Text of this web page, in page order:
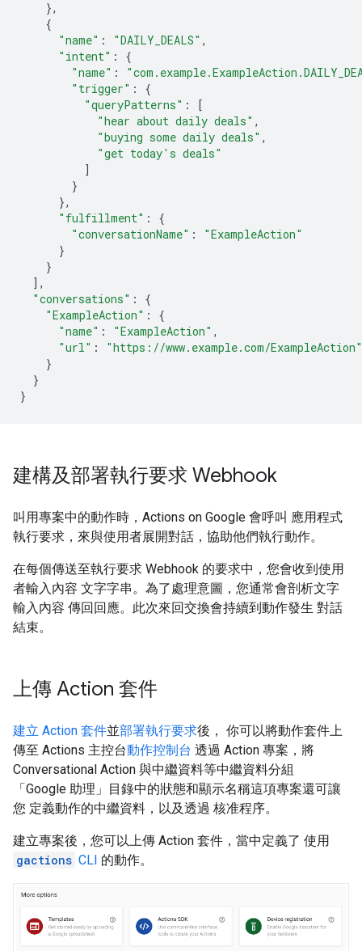
},
{
"name" : "DAILY_DEALS" ,
"intent" :
{
"name" :
"trigger" :
{
"queryPatterns" :
[
"hear about daily deals" ,
"buying some daily deals" ,
"get today's deals"
]
}
},
"fulfillment" :
{
"conversationName" :
"ExampleAction"
}
}
],
"conversations" :
{
"ExampleAction" :
{
"name" : "ExampleAction" ,
"url" :
"https://www.example.com/ExampleAction"
}
}
}
建構及部署執行要求 Webhook
叫用專案中的動作時，Actions on Google 會呼叫 應用程式
執行要求，來與使用者展開對話，協助他們執行動作。
在每個傳送至執行要求 Webhook 的要求中，您會收到使用
者輸入內容 文字字串。為了處理意圖，您通常會剖析文字
輸入內容 傳回回應。此次來回交換會持續到動作發生 對話
結束。
上傳 Action 套件
建立 Action 套件並部署執行要求後， 你可以將動作套件上
傳至 Actions 主控台動作控制台 透過 Action 專案，將
Conversational Action 與中繼資料等中繼資料分組
「Google 助理」目錄中的狀態和顯示名稱這項專案還可讓
您 定義動作的中繼資料，以及透過 核准程序。
建立專案後，您可以上傳 Action 套件，當中定義了 使用
gactions CLI 的動作。